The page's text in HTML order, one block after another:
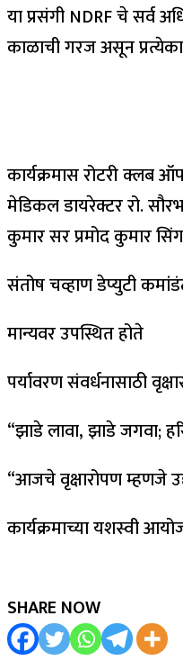
या प्रसंगी NDRF चे सर्व
काळाची गरज असून
कार्यक्रमास रोटरी क्लब
मेडिकल डायरेक्टर रो.
कुमार सर प्रमोद कुमार
संतोष चव्हाण डेप्युटी
मान्यवर उपस्थित होते
पर्यावरण संवर्धनासाठी
“झाडे लावा, झाडे जगवा;
“आजचे वृक्षारोपण म्हणजे
कार्यक्रमाच्या यशस्वी
SHARE NOW